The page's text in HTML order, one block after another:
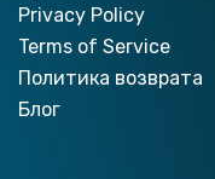
Privacy Policy
Terms of Service
Политика возврата
Блог